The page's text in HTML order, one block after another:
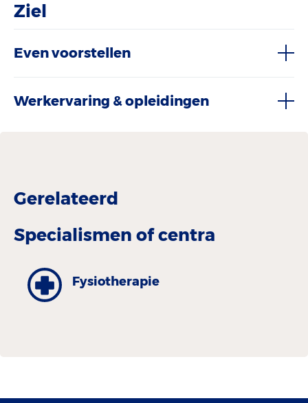
Ziel
Even voorstellen
Werkervaring & opleidingen
Gerelateerd
Specialismen of centra
Fysiotherapie